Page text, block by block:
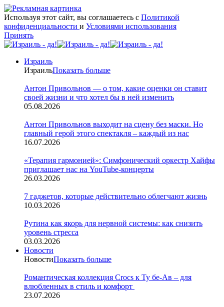
Используя этот сайт, вы соглашаетесь с Политикой
конфиденциальности и Условиями использования
Принять
Израиль
ИзраильПоказать больше
Антон Привольнов — о том, какие оценки он ставит
своей жизни и что хотел бы в ней изменить
05.08.2026
Антон Привольнов выходит на сцену без маски. Но
главный герой этого спектакля – каждый из нас
16.07.2026
«Терапия гармонией»: Симфонический оркестр Хайфы
приглашает нас на YouTube-концерты
26.03.2026
7 гаджетов, которые действительно облегчают жизнь
10.03.2026
Рутина как якорь для нервной системы: как снизить
уровень стресса
03.03.2026
Новости
НовостиПоказать больше
Романтическая коллекция Crocs к Ту бе-Ав – для
влюбленных в стиль и комфорт
23.07.2026